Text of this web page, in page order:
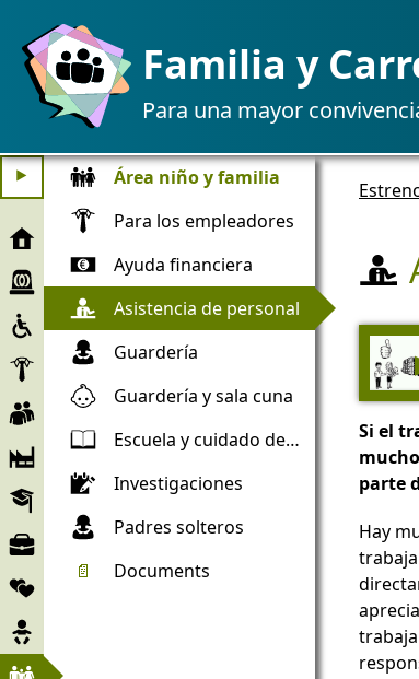
Familia y
Para una mayor
⯈
Estreno
Ayuda
de
emergencia
Inclusión
Empleador
Trabajadores
Empresa
Educación
Mercado
de
trabajo
Vida
pareja
Embarazo
Niño
Área niño y familia
Para los empleadores
Ayuda financiera
Asistencia de personal
Guardería
Guardería y sala cuna
Escuela y cuidado después de la escuela
Investigaciones
Padres solteros
📄
Documents
Si el
parte
Hay